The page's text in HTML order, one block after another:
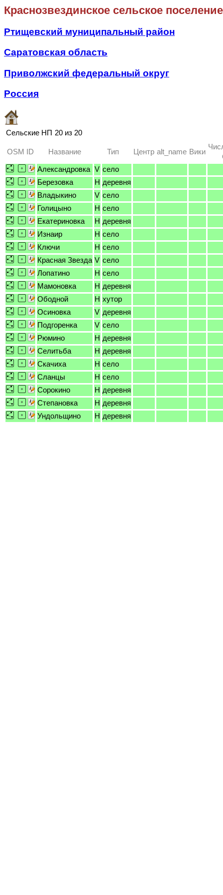
Краснозвездинское сельское поселение
Ртищевский муниципальный район
Саратовская область
Приволжский федеральный округ
Россия
Сельские НП 20 из 20
OSM ID Название Тип Центр alt_name Вики
Александровка V село
Березовка
H деревня
Владыкино
V село
Голицыно
H село
Екатериновка
H деревня
Изнаир
H село
Ключи
H село
Красная Звезда V село
Лопатино
H село
Мамоновка
H деревня
Ободной
H хутор
Осиновка
V деревня
Подгоренка
V село
Рюмино
H деревня
Селитьба
H деревня
Скачиха
H село
Сланцы
H село
Сорокино
H деревня
Степановка
H деревня
Ундольщино
H деревня